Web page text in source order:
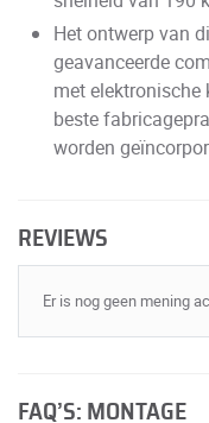
Het ontwerp van
geavanceerde
met
beste
worden
REVIEWS
Er is nog geen mening
FAQ’S: MONTAGE